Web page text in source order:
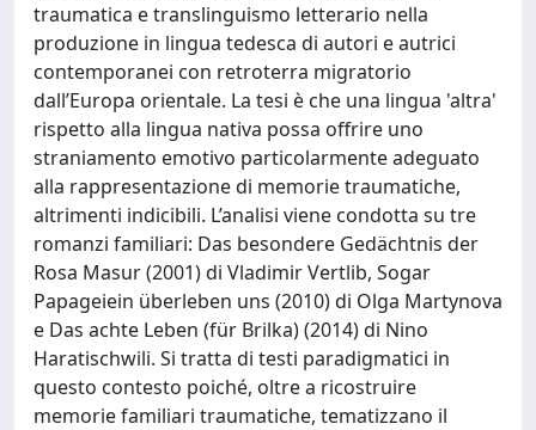
traumatica e translinguismo letterario nella
produzione in lingua tedesca di autori e autrici
contemporanei con retroterra migratorio
dall’Europa orientale. La tesi è che una lingua 'altra'
rispetto alla lingua nativa possa offrire uno
straniamento emotivo particolarmente adeguato
alla rappresentazione di memorie traumatiche,
altrimenti indicibili. L’analisi viene condotta su tre
romanzi familiari: Das besondere Gedächtnis der
Rosa Masur (2001) di Vladimir Vertlib, Sogar
Papageiein überleben uns (2010) di Olga Martynova
e Das achte Leben (für Brilka) (2014) di Nino
Haratischwili. Si tratta di testi paradigmatici in
questo contesto poiché, oltre a ricostruire
memorie familiari traumatiche, tematizzano il